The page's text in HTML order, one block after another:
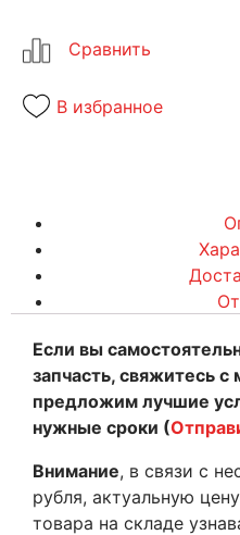
В избранное
Если вы
запчасть, свяжитесь
предложим лучшие
нужные сроки (
Внимание, в связи с
рубля, актуальную
товара на складе